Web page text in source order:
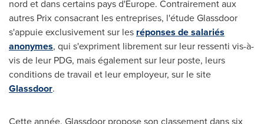
nord et dans certains pays d'Europe. Contrairement aux
autres Prix consacrant les entreprises, l'étude Glassdoor
s'appuie exclusivement sur les réponses de salariés
anonymes, qui s'expriment librement sur leur ressenti vis-à-
vis de leur PDG, mais également sur leur poste, leurs
conditions de travail et leur employeur, sur le site
Glassdoor.